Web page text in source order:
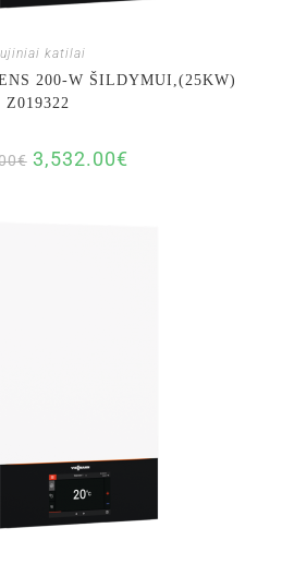
katilai
200-W ŠILDYMUI,(25KW)
Z019322
€ 3,532.00€